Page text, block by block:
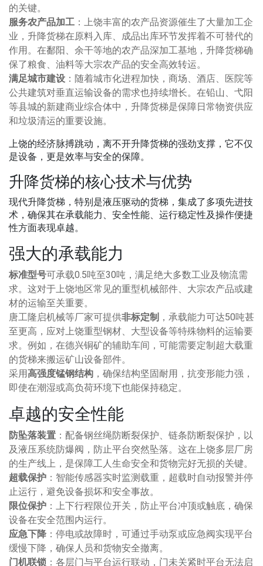
的关键。
服务农产品加工 ：上饶丰富的农产品资源催生了大量加工企
业，升降货梯在原料入库、成品出库环节发挥着不可替代的
作用。在鄱阳、余干等地的农产品深加工基地，升降货梯确
保了粮食、油料等大宗农产品的安全高效转运。
满足城市建设 ：随着城市化进程加快，商场、酒店、医院等
公共建筑对垂直运输设备的需求也持续增长。在铅山、弋阳
等县城的新建商业综合体中，升降货梯是保障日常物资供应
和垃圾清运的重要设施。
上饶的经济脉搏跳动，离不开升降货梯的强劲支撑，它不仅
是设备，更是效率与安全的保障。
升降货梯的核心技术与优势
现代升降货梯，特别是液压驱动的货梯，集成了多项先进技
术，确保其在承载能力、安全性能、运行稳定性及操作便捷
性方面表现卓越。
强大的承载能力
标准型号可承载0.5吨至30吨，满足绝大多数工业及物流需
求。这对于上饶地区常见的重型机械部件、大宗农产品或建
材的运输至关重要。
唐工隆启机械等厂家可提供非标定制 ，承载能力可达50吨甚
至更高，应对上饶重型钢材、大型设备等特殊物料的运输要
求。例如，在德兴铜矿的辅助车间，可能需要定制超大载重
的货梯来搬运矿山设备部件。
采用高强度锰钢结构 ，确保结构坚固耐用，抗变形能力强，
即使在潮湿或高负荷环境下也能保持稳定。
卓越的安全性能
防坠落装置 ：配备钢丝绳防断裂保护、链条防断裂保护，以
及液压系统防爆阀，防止平台突然坠落。这在上饶多层厂房
的生产线上，是保障工人生命安全和货物完好无损的关键。
超载保护 ：智能传感器实时监测载重，超载时自动报警并停
止运行，避免设备损坏和安全事故。
限位保护 ：上下行程限位开关，防止平台冲顶或触底，确保
设备在安全范围内运行。
应急下降 ：停电或故障时，可通过手动泵或应急阀实现平台
缓慢下降，确保人员和货物安全撤离。
门机联锁 ：各层门与平台运行联动，门未关紧时平台无法启